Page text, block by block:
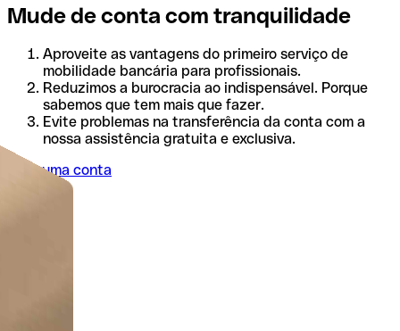
Mude de conta com tranquilidade
Aproveite as vantagens do primeiro serviço de
mobilidade bancária para profissionais.
Reduzimos a burocracia ao indispensável. Porque
sabemos que tem mais que fazer.
Evite problemas na transferência da conta com a
nossa assistência gratuita e exclusiva.
Abra uma conta